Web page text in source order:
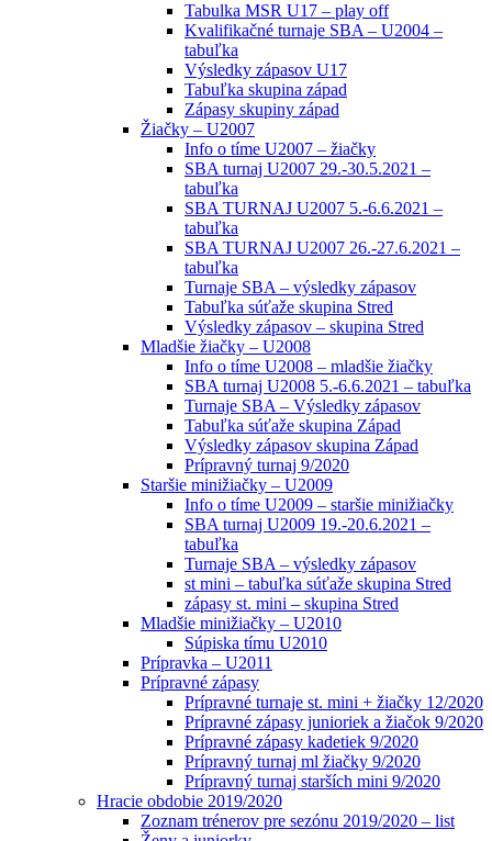
Tabulka MSR U17 – play off
Kvalifikačné turnaje SBA – U2004 –
tabuľka
Výsledky zápasov U17
Tabuľka skupina západ
Zápasy skupiny západ
Žiačky – U2007
Info o tíme U2007 – žiačky
SBA turnaj U2007 29.-30.5.2021 –
tabuľka
SBA TURNAJ U2007 5.-6.6.2021 –
tabuľka
SBA TURNAJ U2007 26.-27.6.2021 –
tabuľka
Turnaje SBA – výsledky zápasov
Tabuľka súťaže skupina Stred
Výsledky zápasov – skupina Stred
Mladšie žiačky – U2008
Info o tíme U2008 – mladšie žiačky
SBA turnaj U2008 5.-6.6.2021 – tabuľka
Turnaje SBA – Výsledky zápasov
Tabuľka súťaže skupina Západ
Výsledky zápasov skupina Západ
Prípravný turnaj 9/2020
Staršie minižiačky – U2009
Info o tíme U2009 – staršie minižiačky
SBA turnaj U2009 19.-20.6.2021 –
tabuľka
Turnaje SBA – výsledky zápasov
st mini – tabuľka súťaže skupina Stred
zápasy st. mini – skupina Stred
Mladšie minižiačky – U2010
Súpiska tímu U2010
Prípravka – U2011
Prípravné zápasy
Prípravné turnaje st. mini + žiačky 12/2020
Prípravné zápasy junioriek a žiačok 9/2020
Prípravné zápasy kadetiek 9/2020
Prípravný turnaj ml žiačky 9/2020
Prípravný turnaj starších mini 9/2020
Hracie obdobie 2019/2020
Zoznam trénerov pre sezónu 2019/2020 – list